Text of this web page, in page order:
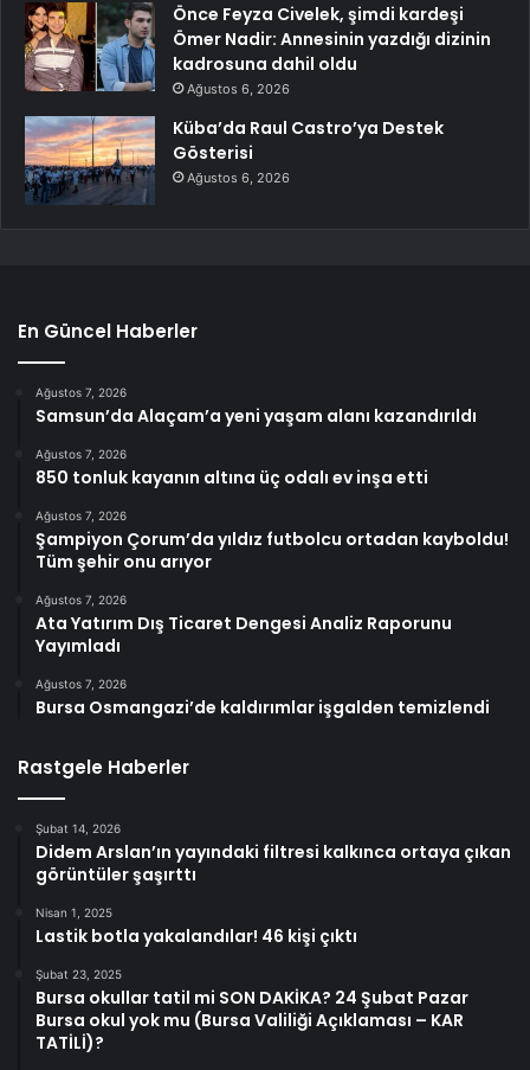
Önce Feyza Civelek, şimdi kardeşi
Ömer Nadir: Annesinin yazdığı dizinin
kadrosuna dahil oldu
Ağustos 6, 2026
Küba’da Raul Castro’ya Destek
Gösterisi
Ağustos 6, 2026
En Güncel Haberler
Ağustos 7, 2026
Samsun’da Alaçam’a yeni yaşam alanı kazandırıldı
Ağustos 7, 2026
850 tonluk kayanın altına üç odalı ev inşa etti
Ağustos 7, 2026
Şampiyon Çorum’da yıldız futbolcu ortadan kayboldu!
Tüm şehir onu arıyor
Ağustos 7, 2026
Ata Yatırım Dış Ticaret Dengesi Analiz Raporunu
Yayımladı
Ağustos 7, 2026
Bursa Osmangazi’de kaldırımlar işgalden temizlendi
Rastgele Haberler
Şubat 14, 2026
Didem Arslan’ın yayındaki filtresi kalkınca ortaya çıkan
görüntüler şaşırttı
Nisan 1, 2025
Lastik botla yakalandılar! 46 kişi çıktı
Şubat 23, 2025
Bursa okullar tatil mi SON DAKİKA? 24 Şubat Pazar
Bursa okul yok mu (Bursa Valiliği Açıklaması – KAR
TATİLİ)?